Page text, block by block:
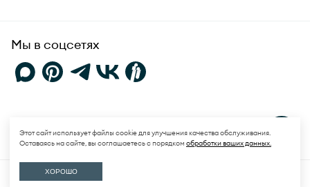
Этот сайт использует файлы cookie для улучшения качества обслуживания.
Оставаясь на сайте, вы соглашаетесь с порядком обработки ваших данных.
ХОРОШО
Мы в соцсетях
© 2026 LA VIVION. Все права защищены.
иПользовательское соглашение